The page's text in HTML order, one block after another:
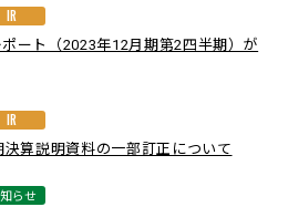
IR
ート（2023年12月期第2四半期）が
IR
算説明資料の一部訂正について
らせ